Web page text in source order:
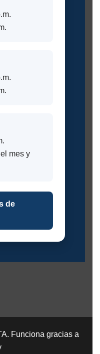
mes y
de
Funciona gracias a